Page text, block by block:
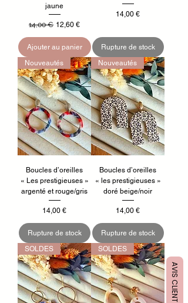
jaune
Prix original
14,00 € Prix promotionnel
12,60 €
Ajouter au panier
Prix
14,00 €
Rupture de stock
Nouveautés
Boucles d’oreilles
« Les prestigieuses »
argenté et rouge/gris
Prix
14,00 €
Rupture de stock
Nouveautés
Boucles d’oreilles
« les prestigieuses »
doré beige/noir
Prix
14,00 €
Rupture de stock
SOLDES
SOLDES
AVIS CLIENT